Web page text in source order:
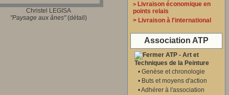
Christel LEGISA
"Paysage aux ânes"(détail)
> Livraison économique en
points relais
> Livraison à l'international
Association ATP
ATP - Art et
Techniques de la Peinture
• Genèse et chronologie
• Buts et moyens d'action
•Adhérer à l'association